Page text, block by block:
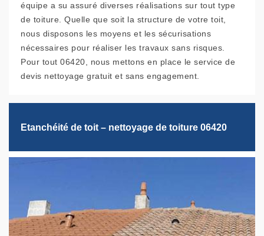
équipe a su assuré diverses réalisations sur tout type
de toiture. Quelle que soit la structure de votre toit,
nous disposons les moyens et les sécurisations
nécessaires pour réaliser les travaux sans risques.
Pour tout 06420, nous mettons en place le service de
devis nettoyage gratuit et sans engagement.
Etanchéité de toit – nettoyage de toiture 06420